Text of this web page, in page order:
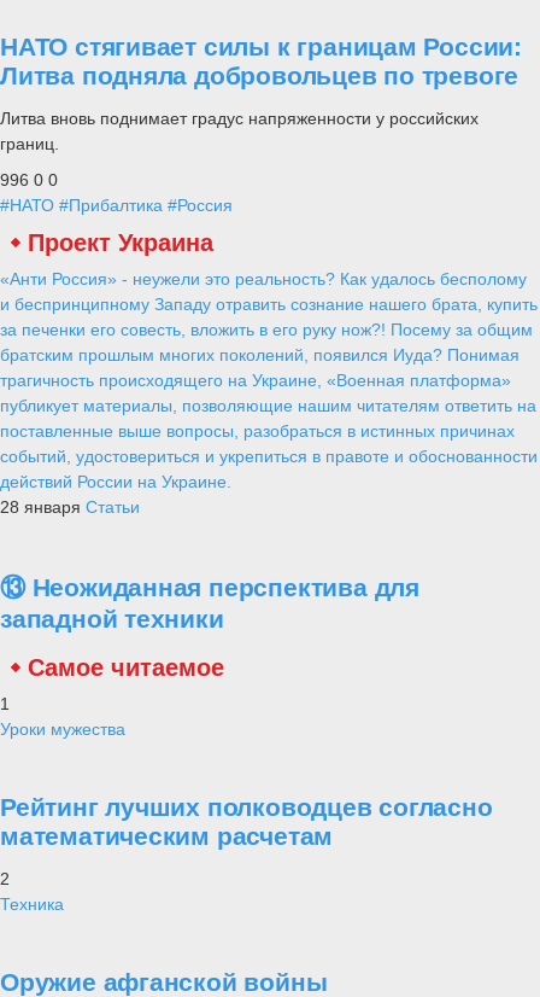
НАТО стягивает силы к границам России:
Литва подняла добровольцев по тревоге
Литва вновь поднимает градус напряженности у российских
границ.
996 0 0
#НАТО #Прибалтика #Россия
Проект Украина
«Анти Россия» - неужели это реальность? Как удалось бесполому
и беспринципному Западу отравить сознание нашего брата, купить
за печенки его совесть, вложить в его руку нож?! Посему за общим
братским прошлым многих поколений, появился Иуда? Понимая
трагичность происходящего на Украине, «Военная платформа»
публикует материалы, позволяющие нашим читателям ответить на
поставленные выше вопросы, разобраться в истинных причинах
событий, удостовериться и укрепиться в правоте и обоснованности
действий России на Украине.
28 января Статьи
⑬ Неожиданная перспектива для
западной техники
Самое читаемое
1
Уроки мужества
Рейтинг лучших полководцев согласно
математическим расчетам
2
Техника
Оружие афганской войны